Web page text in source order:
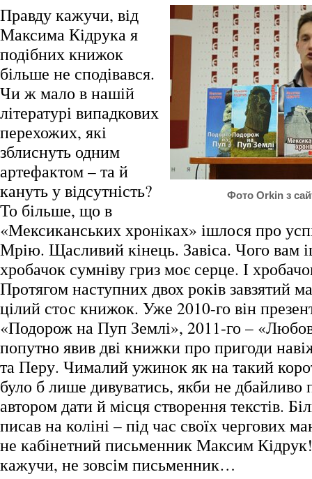
Фото Orkin з
Правду кажучи, від
Максима Кідрука я
подібних книжок
більше не сподівався.
Чи ж мало в нашій
літературі випадкових
перехожих, які
зблиснуть одним
артефактом – та й
кануть у відсутність?
То більше, що в
«Мексиканських хроніках» ішлося про
Мрію. Щасливий кінець. Завіса. Чого вам
хробачок сумніву гриз моє серце. І
Протягом наступних двох років завзятий
цілий стос книжок. Уже 2010-го він
«Подорож на Пуп Землі», 2011-го – «Любов
попутно явив дві книжки про пригоди
та Перу. Чималий ужинок як на такий
було б лише дивуватись, якби не дбайливо
автором дати й місця створення текстів.
писав на коліні – під час своїх чергових
не кабінетний письменник Максим
кажучи, не зовсім письменник…